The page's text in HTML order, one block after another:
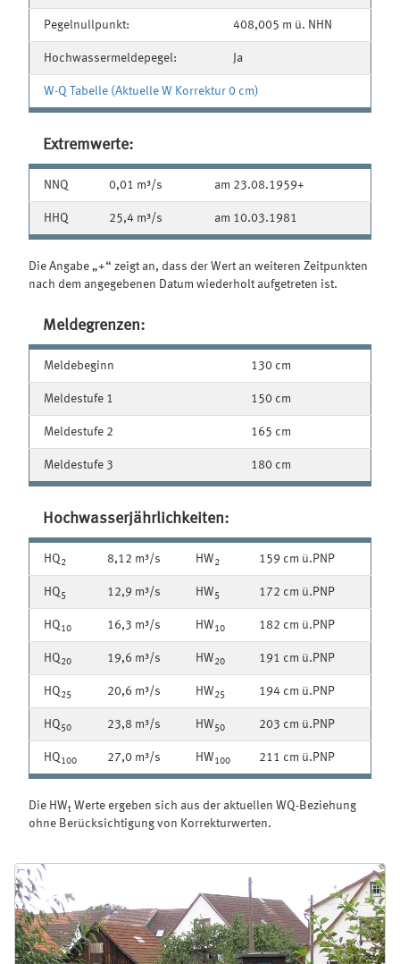
Pegelnullpunkt: 408,005 m ü. NHN
Hochwassermeldepegel: Ja
W-Q Tabelle (Aktuelle W Korrektur 0 cm)
Extremwerte:
NNQ 0,01 m³/s am 23.08.1959+
HHQ 25,4 m³/s am 10.03.1981
Die Angabe „+“ zeigt an, dass der Wert an weiteren Zeitpunkten
nach dem angegebenen Datum wiederholt aufgetreten ist.
Meldegrenzen:
Meldebeginn 130 cm
Meldestufe 1 150 cm
Meldestufe 2 165 cm
Meldestufe 3 180 cm
Hochwasserjährlichkeiten:
HQ 2 8,12 m³/s HW 2 159 cm ü.PNP
HQ 5 12,9 m³/s HW 5 172 cm ü.PNP
HQ 10 16,3 m³/s HW 10 182 cm ü.PNP
HQ 20 19,6 m³/s HW 20 191 cm ü.PNP
HQ 25 20,6 m³/s HW 25 194 cm ü.PNP
HQ 50 23,8 m³/s HW 50 203 cm ü.PNP
HQ 100 27,0 m³/s HW 100 211 cm ü.PNP
Die HWt Werte ergeben sich aus der aktuellen WQ-Beziehung
ohne Berücksichtigung von Korrekturwerten.